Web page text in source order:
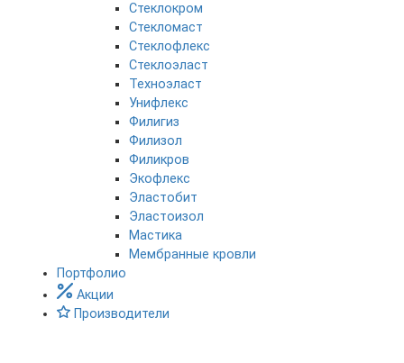
Стеклокром
Стекломаст
Стеклофлекс
Стеклоэласт
Техноэласт
Унифлекс
Филигиз
Филизол
Филикров
Экофлекс
Эластобит
Эластоизол
Мастика
Мембранные кровли
Портфолио
Акции
Производители